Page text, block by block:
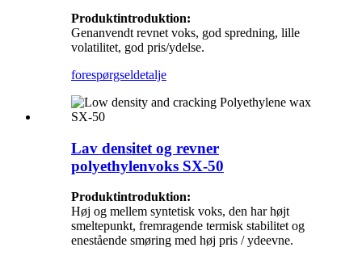
Produktintroduktion:
Genanvendt revnet voks, god spredning, lille
volatilitet, god pris/ydelse.
forespørgseldetalje
Lav densitet og revner
polyethylenvoks SX-50
Produktintroduktion:
Høj og mellem syntetisk voks, den har højt
smeltepunkt, fremragende termisk stabilitet og
enestående smøring med høj pris / ydeevne.